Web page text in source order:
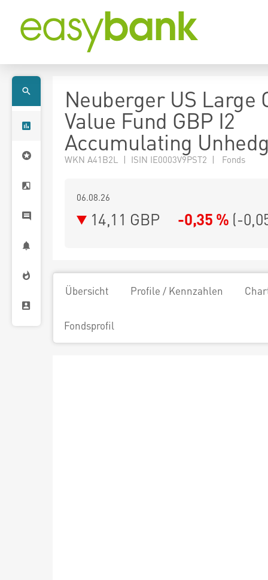
Neuberger US Large
Value Fund GBP I2
Accumulating
WKN A41B2L | ISIN IE0003V9PST2 | Fonds
06.08.26
14,11 GBP -0,35 % (-
Übersicht Profile / Kennzahlen
Fondsprofil